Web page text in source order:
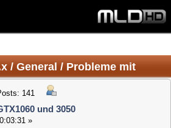
/ Probleme mit
und 3050